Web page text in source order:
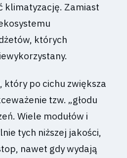
klimatyzację. Zamiast
których
po cichu zwiększa
tzw. „głodu
Wiele modułów i
tych niższej jakości,
nawet gdy wydają